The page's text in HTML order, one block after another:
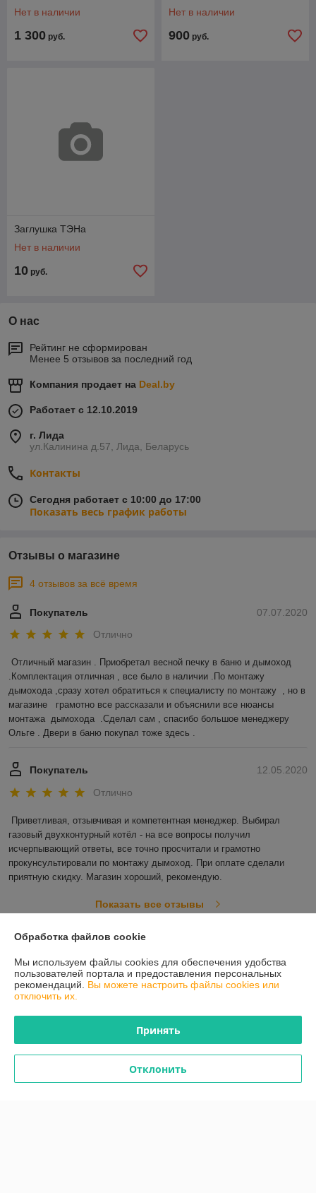
Нет в наличии
1 300 руб.
Нет в наличии
900 руб.
Заглушка ТЭНа
Нет в наличии
10 руб.
О нас
Рейтинг не сформирован
Менее 5 отзывов за последний год
Компания продает на Deal.by
Работает с 12.10.2019
г. Лида
ул.Калинина д.57, Лида, Беларусь
Контакты
Сегодня работает с 10:00 до 17:00
Показать весь график работы
Отзывы о магазине
4 отзывов за всё время
07.07.2020
Покупатель
Отлично
Отличный магазин . Приобретал весной печку в баню и дымоход
.Комплектация отличная , все было в наличии .По монтажу
дымохода ,сразу хотел обратиться к специалисту по монтажу  , но в
магазине   грамотно все рассказали и объяснили все нюансы
монтажа  дымохода  .Сделал сам , спасибо большое менеджеру
Ольге . Двери в баню покупал тоже здесь .
12.05.2020
Покупатель
Отлично
Приветливая, отзывчивая и компетентная менеджер. Выбирал
газовый двухконтурный котёл - на все вопросы получил
исчерпывающий ответы, все точно просчитали и грамотно
прокунсультировали по монтажу дымоход. При оплате сделали
приятную скидку. Магазин хороший, рекомендую.
Показать все отзывы
Контакты
Доставка и оплата
Полная версия сайта
Обработка файлов cookie
Мы используем файлы cookies для обеспечения удобства
пользователей портала и предоставления персональных
рекомендаций. Вы можете настроить файлы cookies или
отключить их.
Принять
Отклонить